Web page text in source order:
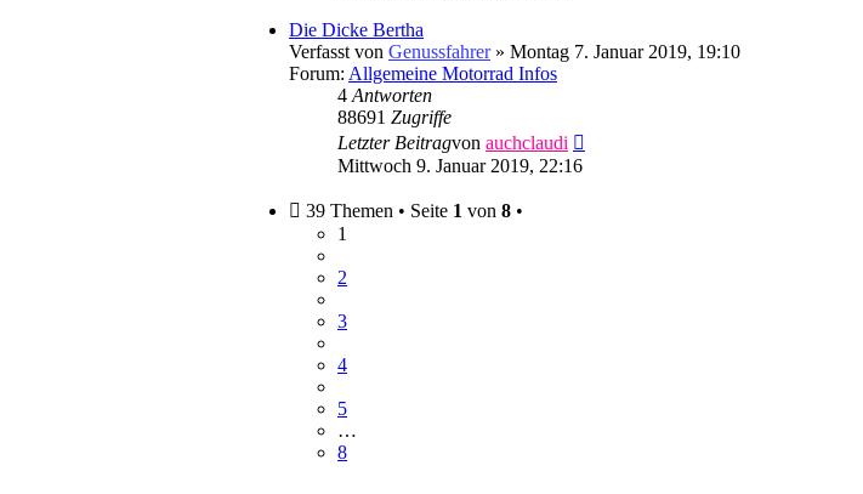
Die Dicke Bertha
Verfasst von Genussfahrer» Montag 7. Januar 2019, 19:10
Forum: Allgemeine Motorrad Infos
4 Antworten
88691 Zugriffe
Letzter Beitragvon auchclaudi
Mittwoch 9. Januar 2019, 22:16
39 Themen • Seite 1 von 8 •
1
2
3
4
5
…
8